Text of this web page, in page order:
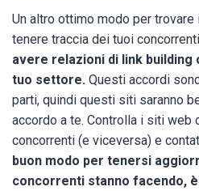
Un altro ottimo modo per
tenere traccia dei tuoi
avere relazioni di link building
tuo settore. Questi accordi
parti, quindi questi siti saranno
accordo a te. Controlla i siti web
concorrenti (e viceversa) e
buon modo per tenersi
concorrenti stanno facendo,